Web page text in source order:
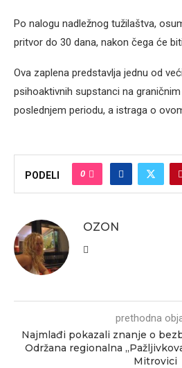
Po nalogu nadležnog tužilaštva,
pritvor do 30 dana, nakon čega će
Ova zaplena predstavlja jednu od
psihoaktivnih supstanci na
poslednjem periodu, a istraga o
PODELI 0
OZON
prethodna
Najmlađi pokazali znanje o
Održana regionalna
Mitrovici